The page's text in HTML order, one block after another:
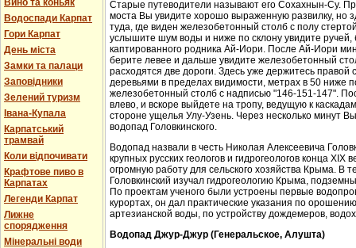
Вино та коньяк
Водоспади Карпат
Гори Карпат
День міста
Замки та палаци
Заповідники
Зелений туризм
Івана-Купала
Карпатський
трамвай
Коли відпочивати
Крафтове пиво в
Карпатах
Легенди Карпат
Лижне
спорядження
Мінеральні води
Старые путеводители называют его Сохахнын-Су.
моста Вы увидите хорошо выраженную развилку, но
туда, где виден железобетонный столб с полу
услышите шум воды и ниже по склону увидите
каптированного родника Ай-Иори. После Ай-Иори
берите левее и дальше увидите железобетонный
расходятся две дороги. Здесь уже держитесь правой
деревьями в пределах видимости, метрах в 50 ниже
железобетонный столб с надписью "146-151-147".
влево, и вскоре выйдете на тропу, ведущую к
стороне ущелья Улу-Узень. Через несколько минут
водопад Головкинского.
Водопад назвали в честь Николая Алексеевича
крупных русских геологов и гидрогеологов конца XIX
огромную работу для сельского хозяйства Крыма. В
Головкинский изучал гидрогеологию Крыма,
По проектам ученого были устроены первые
курортах, он дал практические указания по
артезианской воды, по устройству дождемеров,
Водопад Джур-Джур (Генеральское, Алушта)